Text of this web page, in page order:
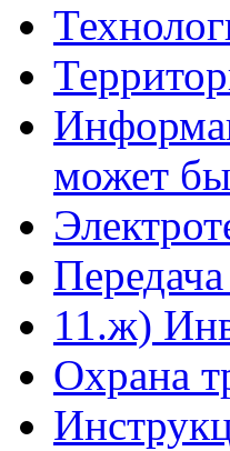
может
11.ж)
Охрана